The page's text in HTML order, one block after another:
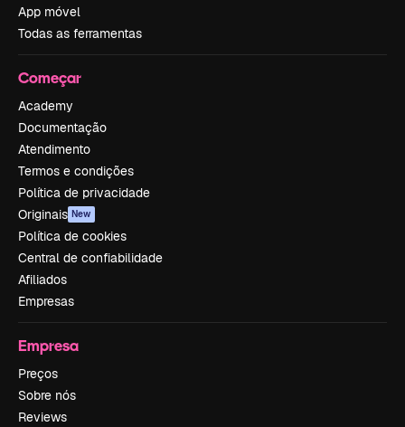
App móvel
Todas as ferramentas
Começar
Academy
Documentação
Atendimento
Termos e condições
Política de privacidade
Originais New
Política de cookies
Central de confiabilidade
Afiliados
Empresas
Empresa
Preços
Sobre nós
Reviews